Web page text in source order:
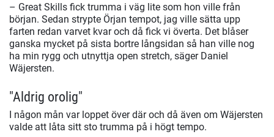
– Great Skills fick trumma i väg lite som hon ville från
början. Sedan strypte Örjan tempot, jag ville sätta upp
farten redan varvet kvar och då fick vi överta. Det blåser
ganska mycket på sista bortre långsidan så han ville nog
ha min rygg och utnyttja open stretch, säger Daniel
Wäjersten.
"Aldrig orolig"
I någon mån var loppet över där och då även om Wäjersten
valde att låta sitt sto trumma på i högt tempo.